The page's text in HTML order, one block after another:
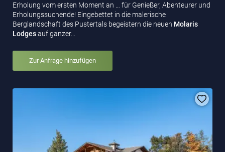
Erholung vom ersten Moment an … für Genießer, Abenteurer und
Erholungssuchende! Eingebettet in die malerische
Berglandschaft des Pustertals begeistern die neuen Molaris
Lodgesauf ganzer…
Zur Anfrage hinzufügen